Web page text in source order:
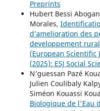
Preprints
Hubert Bessi
Morales,
d’amelioration des
developpement
(European Scientific
(2025): ESJ Social
N’guessan Pazé
Julien Coulibaly
Siméon Kouassi
Biologique de l'Eau